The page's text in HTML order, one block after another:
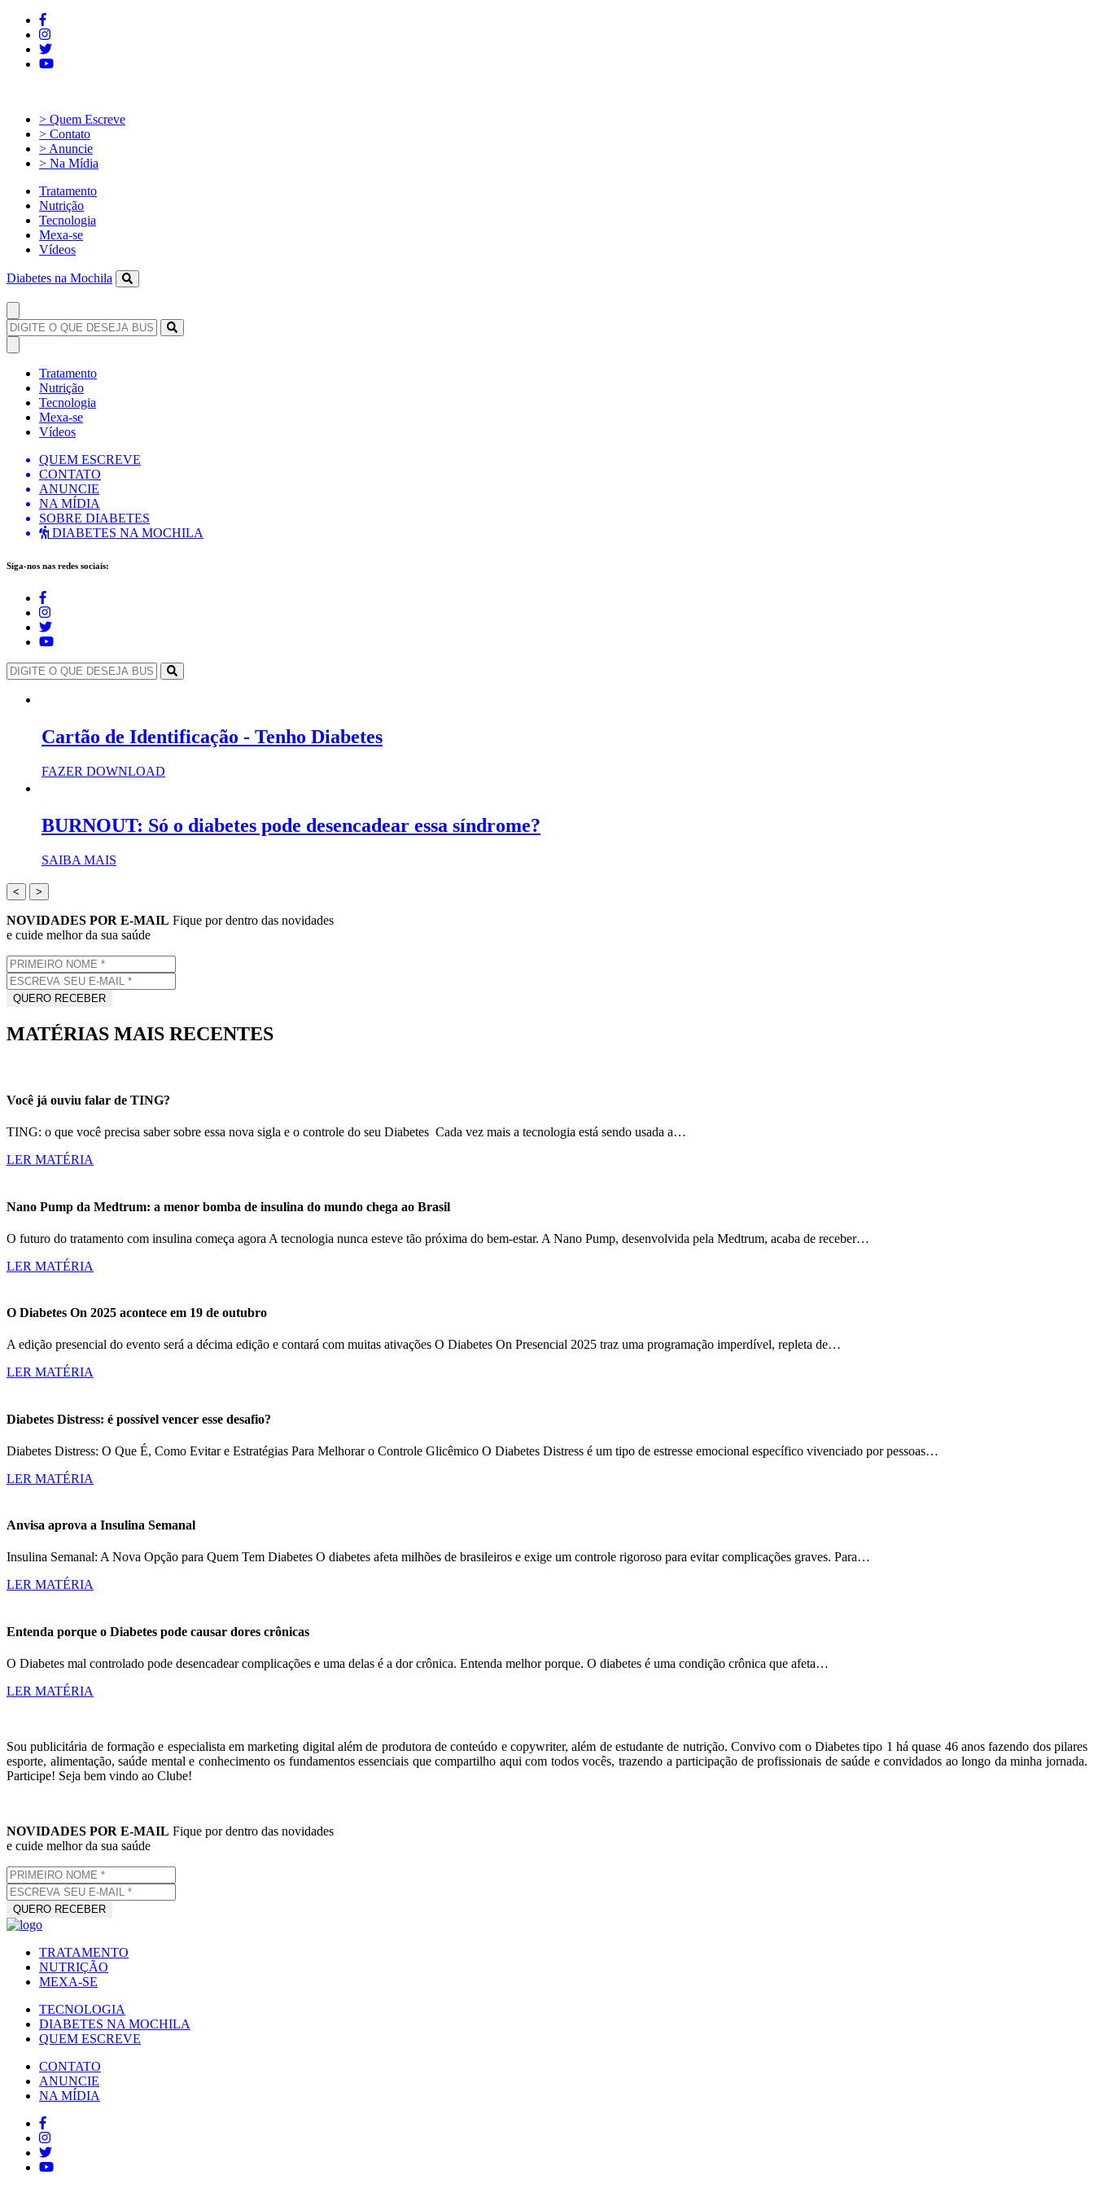
> Quem Escreve
> Contato
> Anuncie
> Na Mídia
Tratamento
Nutrição
Tecnologia
Mexa-se
Vídeos
Diabetes na Mochila
Tratamento
Nutrição
Tecnologia
Mexa-se
Vídeos
QUEM ESCREVE
CONTATO
ANUNCIE
NA MÍDIA
SOBRE DIABETES
DIABETES NA MOCHILA
Siga-nos nas redes sociais:
Cartão de Identificação - Tenho Diabetes
FAZER DOWNLOAD
BURNOUT: Só o diabetes pode desencadear essa síndrome?
SAIBA MAIS
< >
NOVIDADES POR E-MAIL Fique por dentro das novidades
e cuide melhor da sua saúde
MATÉRIAS MAIS RECENTES
Você já ouviu falar de TING?
TING: o que você precisa saber sobre essa nova sigla e o controle do seu Diabetes Cada vez mais a tecnologia está sendo usada a…
LER MATÉRIA
Nano Pump da Medtrum: a menor bomba de insulina do mundo chega ao Brasil
O futuro do tratamento com insulina começa agora A tecnologia nunca esteve tão próxima do bem-estar. A Nano Pump, desenvolvida pela Medtrum, acaba de receber…
LER MATÉRIA
O Diabetes On 2025 acontece em 19 de outubro
A edição presencial do evento será a décima edição e contará com muitas ativações O Diabetes On Presencial 2025 traz uma programação imperdível, repleta de…
LER MATÉRIA
Diabetes Distress: é possível vencer esse desafio?
Diabetes Distress: O Que É, Como Evitar e Estratégias Para Melhorar o Controle Glicêmico O Diabetes Distress é um tipo de estresse emocional específico vivenciado por pessoas…
LER MATÉRIA
Anvisa aprova a Insulina Semanal
Insulina Semanal: A Nova Opção para Quem Tem Diabetes O diabetes afeta milhões de brasileiros e exige um controle rigoroso para evitar complicações graves. Para…
LER MATÉRIA
Entenda porque o Diabetes pode causar dores crônicas
O Diabetes mal controlado pode desencadear complicações e uma delas é a dor crônica. Entenda melhor porque. O diabetes é uma condição crônica que afeta…
LER MATÉRIA
Sou publicitária de formação e especialista em marketing digital além de produtora de conteúdo e copywriter, além de estudante de nutrição. Convivo com o Diabetes tipo 1 há quase 46 anos fazendo dos pilares
esporte, alimentação, saúde mental e conhecimento os fundamentos essenciais que compartilho aqui com todos vocês, trazendo a participação de profissionais de saúde e convidados ao longo da minha jornada.
Participe! Seja bem vindo ao Clube!
NOVIDADES POR E-MAIL Fique por dentro das novidades
e cuide melhor da sua saúde
TRATAMENTO
NUTRIÇÃO
MEXA-SE
TECNOLOGIA
DIABETES NA MOCHILA
QUEM ESCREVE
CONTATO
ANUNCIE
NA MÍDIA